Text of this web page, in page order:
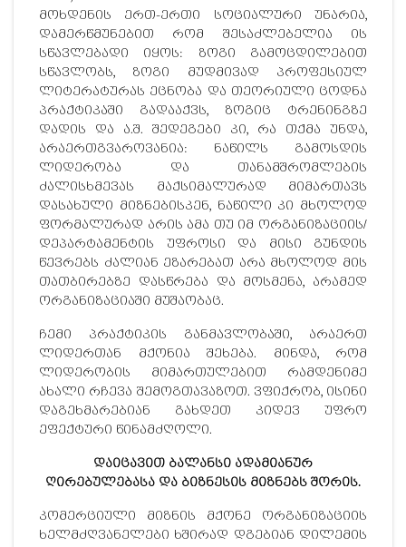
მოხდენის ერთ-ერთი სოციალური უნარია,
დამერწმუნებით რომ შესაძლებელია ის
სწავლებადი იყოს: ზოგი გამოცდილებით
სწავლობს, ზოგი მუდმივად პროფესიულ
ლიტერატურას ეცნობა და თეორიული ცოდნა
პრაქტიკაში გადააქვს, ზოგიც ტრენინგზე
დადის და ა.შ. შედეგები კი, რა თქმა უნდა,
არაერთგვაროვანია: ნაწილს გამოსდის
ლიდერობა და თანამშრომლების
ძალისხმევას მაქსიმალურად მიმართავს
დასახული მიზნებისკენ, ნაწილი კი მხოლოდ
ფორმალურად არის ამა თუ იმ ორგანიზაციის/
დეპარტამენტის უფროსი და მისი გუნდის
წევრებს ძალიან ეზარებათ არა მხოლოდ მის
თათბირებზე დასწრება და მოსმენა, არამედ
ორგანიზაციაში მუშაობაც.
ჩემი პრაქტიკის განმავლობაში, არაერთ
ლიდერთან მქონია შეხება. მინდა, რომ
ლიდერობის მიმართულებით რამდენიმე
ახალი რჩევა შემოგთავაზოთ. ვფიქრობ, ისინი
დაგეხმარებიან გახდეთ კიდევ უფრო
ეფექტური წინამძღოლი.
დაიცავით ბალანსი ადამიანურ
ღირებულებასა და ბიზნესის მიზნებს შორის.
კომერციული მიზნის მქონე ორგანიზაციის
ხელმძღვანელები ხშირად დგებიან დილემის